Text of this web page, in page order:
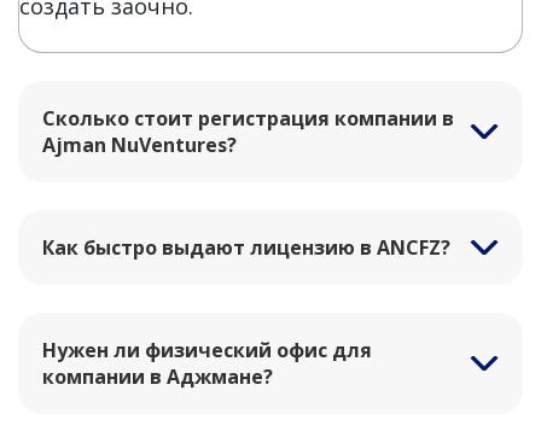
Сколько стоит регистрация компании в
Ajman NuVentures?
Как быстро выдают лицензию в ANCFZ?
Нужен ли физический офис для
компании в Аджмане?